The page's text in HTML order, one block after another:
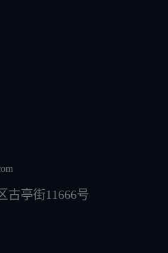
古亭街11666号